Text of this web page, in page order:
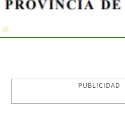
PUBLICIDAD